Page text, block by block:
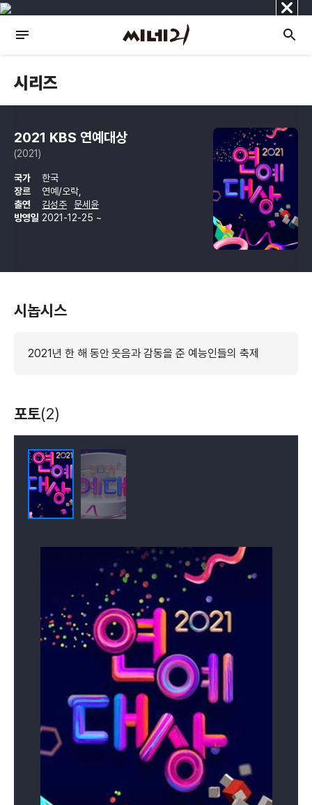
닫
기
시리즈
2021 KBS 연예대상
(2021)
국가
한국
장르
연예/오락,
출연
김성주
문세윤
방영일 2021-12-25 ~
시놉시스
2021년 한 해 동안 웃음과 감동을 준 예능인들의 축제
포토(2)